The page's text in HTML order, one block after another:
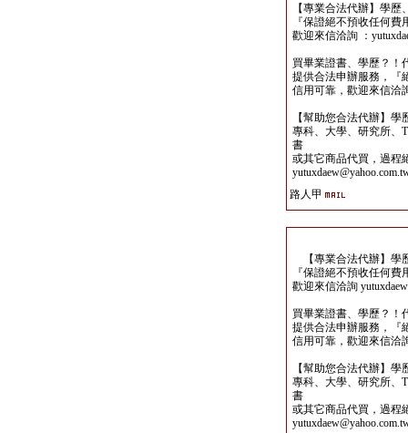
【專業合法代辦】學
『保證絕不預收任何
歡迎來信洽詢 ：
買畢業證書、學歷？！
提供合法申辦服務，『
信用可靠，歡迎來信洽
【幫助您合法代辦】
專科、大學、研究所、
書
或其它商品代買，過程
路人甲
【專業合法代辦】學
『保證絕不預收任何
歡迎來信洽詢
買畢業證書、學歷？！
提供合法申辦服務，『
信用可靠，歡迎來信洽
【幫助您合法代辦】
專科、大學、研究所、
書
或其它商品代買，過程